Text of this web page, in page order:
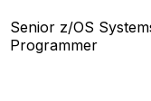
Senior z/OS
Programmer